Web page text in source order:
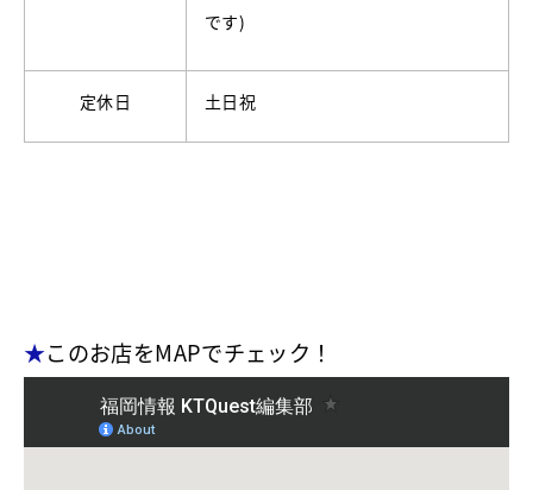
です)
定休日 土日祝
★このお店をMAPでチェック！